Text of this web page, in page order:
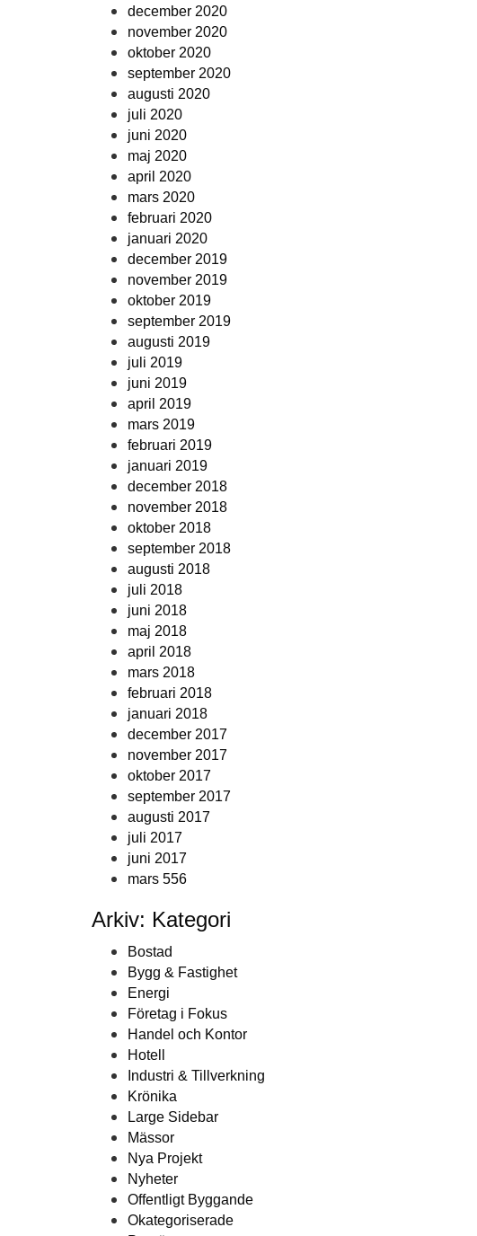
december 2020
november 2020
oktober 2020
september 2020
augusti 2020
juli 2020
juni 2020
maj 2020
april 2020
mars 2020
februari 2020
januari 2020
december 2019
november 2019
oktober 2019
september 2019
augusti 2019
juli 2019
juni 2019
april 2019
mars 2019
februari 2019
januari 2019
december 2018
november 2018
oktober 2018
september 2018
augusti 2018
juli 2018
juni 2018
maj 2018
april 2018
mars 2018
februari 2018
januari 2018
december 2017
november 2017
oktober 2017
september 2017
augusti 2017
juli 2017
juni 2017
mars 556
Arkiv: Kategori
Bostad
Bygg & Fastighet
Energi
Företag i Fokus
Handel och Kontor
Hotell
Industri & Tillverkning
Krönika
Large Sidebar
Mässor
Nya Projekt
Nyheter
Offentligt Byggande
Okategoriserade